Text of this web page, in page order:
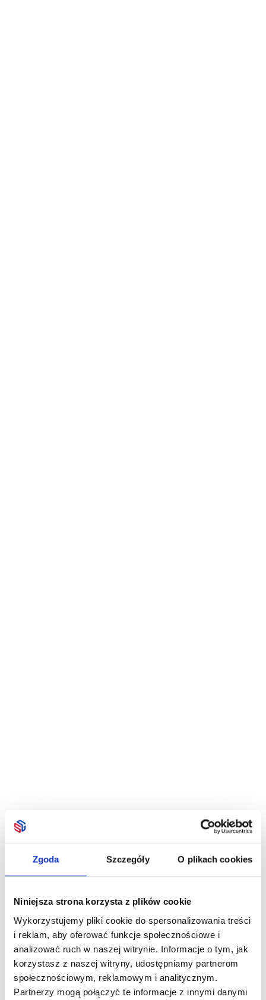
Zgoda Szczegóły O plikach cookies
Niniejsza strona korzysta z plików cookie
Wykorzystujemy pliki cookie do spersonalizowania treści
i reklam, aby oferować funkcje społecznościowe i
analizować ruch w naszej witrynie. Informacje o tym, jak
korzystasz z naszej witryny, udostępniamy partnerom
społecznościowym, reklamowym i analitycznym.
Partnerzy mogą połączyć te informacje z innymi danymi